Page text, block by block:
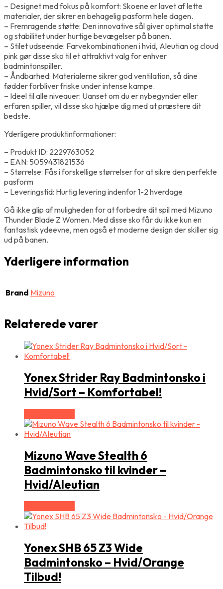
– Designet med fokus på komfort: Skoene er lavet af lette
materialer, der sikrer en behagelig pasform hele dagen.
– Fremragende støtte: Den innovative sål giver optimal støtte
og stabilitet under hurtige bevægelser på banen.
– Stilet udseende: Farvekombinationen i hvid, Aleutian og cloud
pink gør disse sko til et attraktivt valg for enhver
badmintonspiller.
– Åndbarhed: Materialerne sikrer god ventilation, så dine
fødder forbliver friske under intense kampe.
– Ideel til alle niveauer: Uanset om du er nybegynder eller
erfaren spiller, vil disse sko hjælpe dig med at præstere dit
bedste.
Yderligere produktinformationer:
– Produkt ID: 2229763052
– EAN: 5059431821536
– Størrelse: Fås i forskellige størrelser for at sikre den perfekte
pasform
– Leveringstid: Hurtig levering indenfor 1-2 hverdage
Gå ikke glip af muligheden for at forbedre dit spil med Mizuno
Thunder Blade Z Women. Med disse sko får du ikke kun en
fantastisk ydeevne, men også et moderne design der skiller sig
ud på banen.
Yderligere information
Brand Mizuno
Relaterede varer
Yonex Strider Ray Badmintonsko i
Hvid/Sort – Komfortabel!
Mizuno Wave Stealth 6
Badmintonsko til kvinder –
Hvid/Aleutian
Yonex SHB 65 Z3 Wide
Badmintonsko – Hvid/Orange
Tilbud!